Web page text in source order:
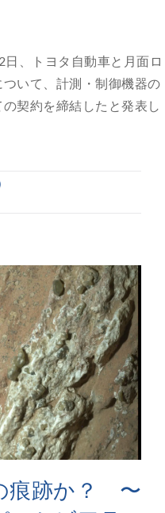
、トヨタ自動車と月面ロ
いて、計測・制御機器の
契約を締結したと発表し
痕跡か？ 〜